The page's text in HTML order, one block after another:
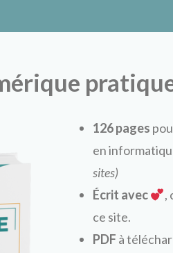
126 pages
en
sites)
Écrit avec
,
ce site.
PDF à